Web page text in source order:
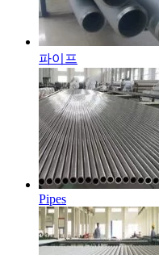
파이프
Pipes